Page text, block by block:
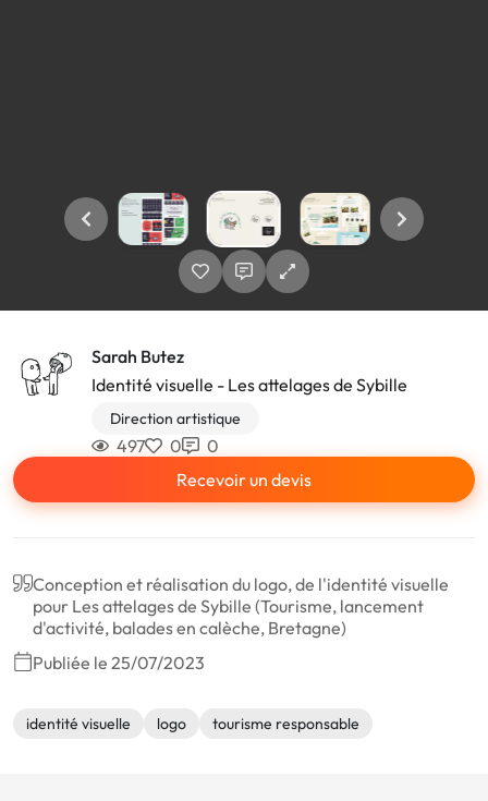
Sarah Butez
Identité visuelle - Les attelages de Sybille
Direction artistique
497 0
0
Recevoir un devis
Conception et réalisation du logo, de l'identité visuelle
pour Les attelages de Sybille (Tourisme, lancement
d'activité, balades en calèche, Bretagne)
Publiée le 25/07/2023
identité visuelle logo tourisme responsable